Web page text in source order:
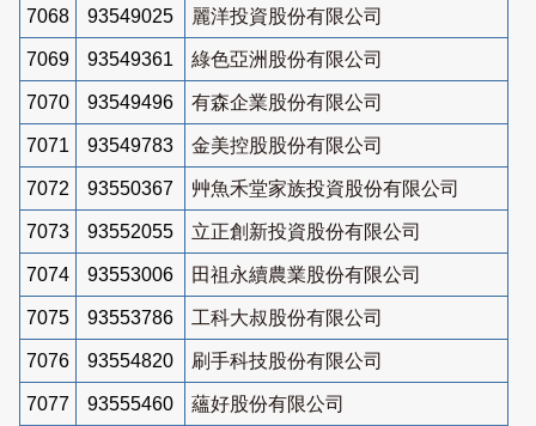
7068 93549025 麗洋投資股份有限公司
7069 93549361 綠色亞洲股份有限公司
7070 93549496 有森企業股份有限公司
7071 93549783 金美控股股份有限公司
7072 93550367 艸魚禾堂家族投資股份有限公司
7073 93552055 立正創新投資股份有限公司
7074 93553006 田祖永續農業股份有限公司
7075 93553786 工科大叔股份有限公司
7076 93554820 刷手科技股份有限公司
7077 93555460 蘊好股份有限公司